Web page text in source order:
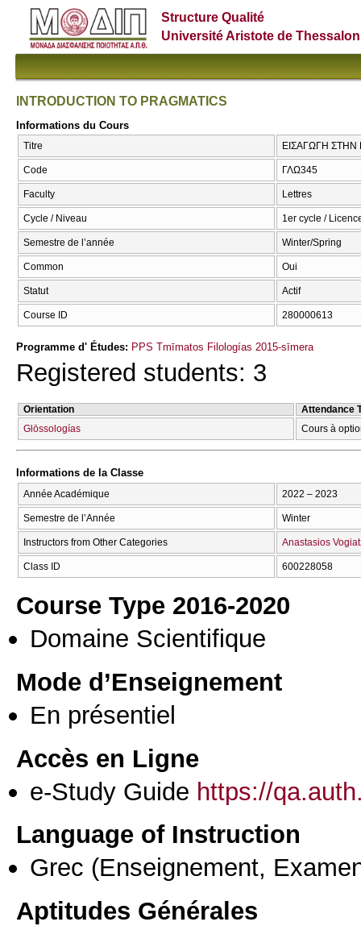
Structure Qualité
Université Aristote de
INTRODUCTION TO PRAGMATICS
Informations du Cours
Titre ΕΙΣΑΓΩΓΗ ΣΤΗΝ
Code ΓΛΩ345
Faculty Lettres
Cycle / Niveau 1er cycle /
Semestre de l’année Winter/Spring
Common Oui
Statut Actif
Course ID 280000613
Programme d' Études: PPS Tmīmatos Filologías 2015-sīmera
Registered students: 3
Orientation
Attendance
Glōssologías
Cours à
Informations de la Classe
Année Académique 2022 – 2023
Semestre de l’Année Winter
Instructors from Other Categories Anastasios
Class ID 600228058
Course Type 2016-2020
Domaine Scientifique
Mode d’Enseignement
En présentiel
Accès en Ligne
e-Study Guide https://
Language of Instruction
Grec (Enseignement,
Aptitudes Générales